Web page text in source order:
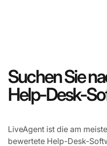
Suchen Sie
Help-Desk-
LiveAgent ist die am
bewertete Help-Desk-